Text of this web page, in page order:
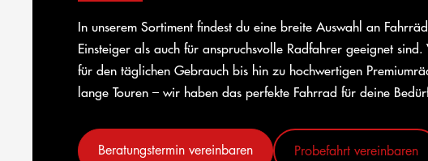
In unserem Sortiment findest du eine breite Auswahl an
Einsteiger als auch für anspruchsvolle Radfahrer geeignet
für den täglichen Gebrauch bis hin zu hochwertigen
lange Touren – wir haben das perfekte Fahrrad für deine
Beratungstermin vereinbaren Probefahrt vereinbaren